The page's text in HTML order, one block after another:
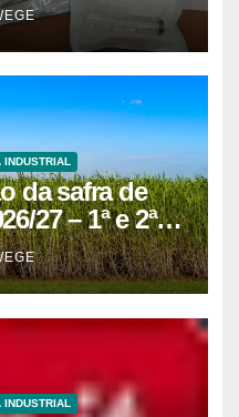
da safra de
27 – 1ª e 2ª
INDUSTRIAL